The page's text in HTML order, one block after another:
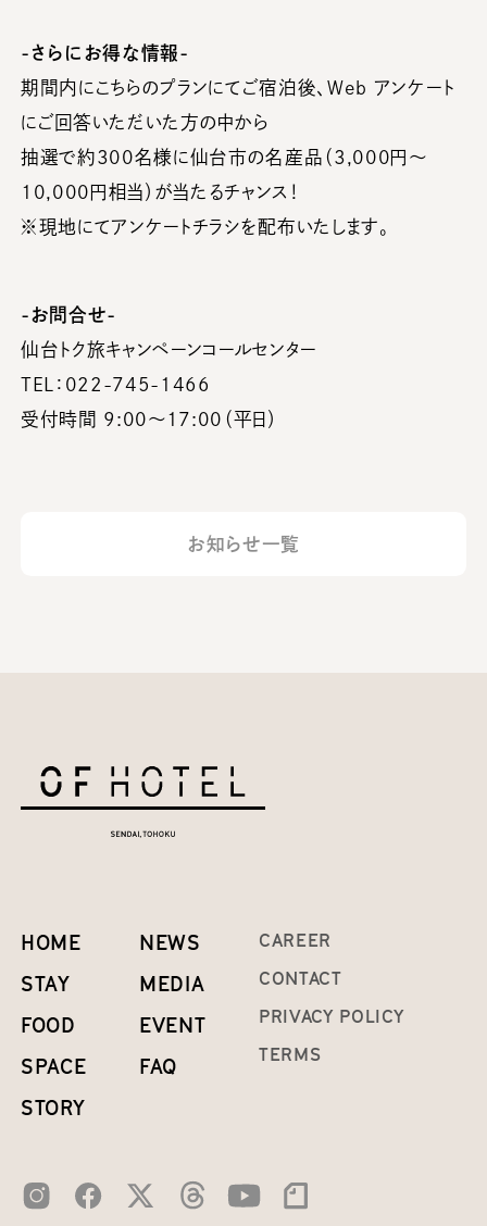
-さらにお得な情報-
期間内にこちらのプランにてご宿泊後、Ｗeb アンケート
にご回答いただいた方の中から
抽選で約300名様に仙台市の名産品（3,000円～
10,000円相当）が当たるチャンス！
※現地にてアンケートチラシを配布いたします。
-お問合せ-
仙台トク旅キャンペーンコールセンター
TEL：022-745-1466
受付時間 9:00〜17:00（平日）
お知らせ一覧
HOME
STAY
FOOD
SPACE
STORY
NEWS
MEDIA
EVENT
FAQ
CAREER
CONTACT
PRIVACY POLICY
TERMS